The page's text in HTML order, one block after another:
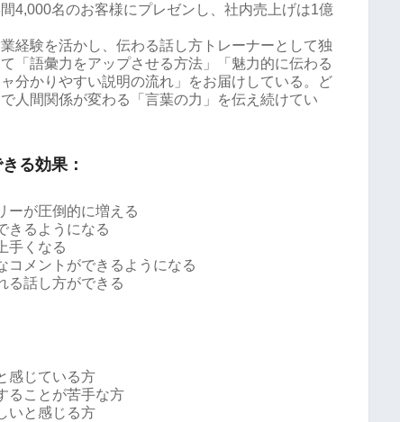
4,000名のお客様にプレゼンし、社内売上げは1億
経験を活かし、伝わる話し方トレーナーとして独
「語彙力をアップさせる方法」「魅力的に伝わる
分かりやすい説明の流れ」をお届けしている。ど
人間関係が変わる「言葉の力」を伝え続けてい
る効果：
ーが圧倒的に増える
きるようになる
手くなる
コメントができるようになる
る話し方ができる
感じている方
ることが苦手な方
いと感じる方